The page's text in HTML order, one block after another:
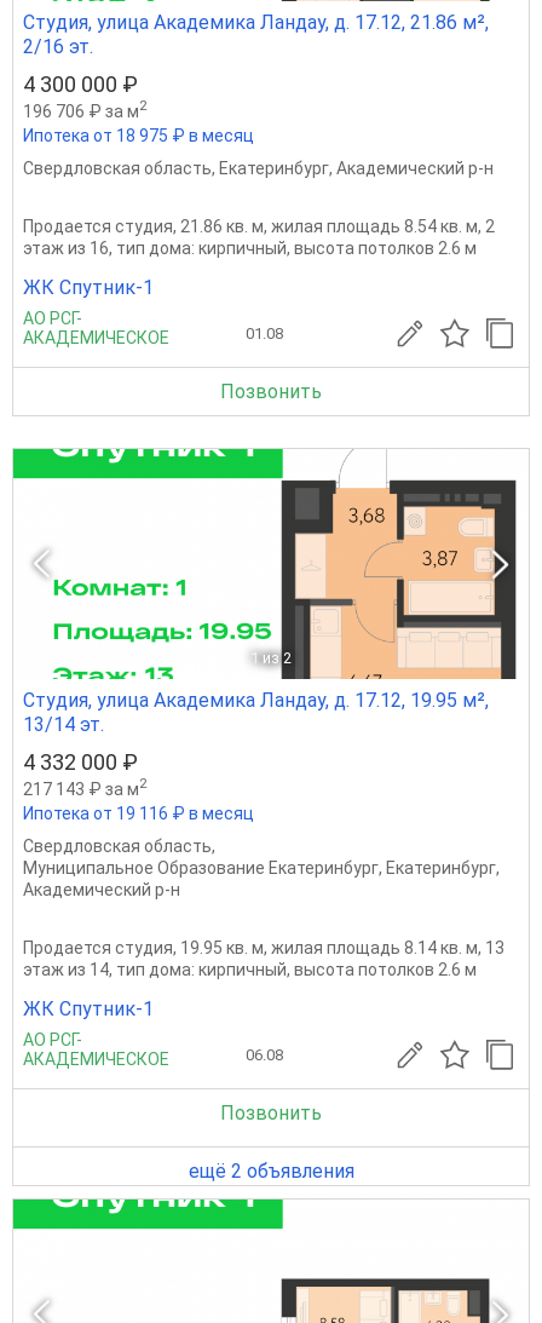
Студия, улица Академика Ландау, д. 17.12, 21.86 м²,
2/16 эт.
4 300 000 ₽
196 706 ₽ за м2
Ипотека от 18 975 ₽ в месяц
Свердловская область, Екатеринбург, Академический р-н
Продается студия, 21.86 кв. м, жилая площадь 8.54 кв. м, 2
этаж из 16, тип дома: кирпичный, высота потолков 2.6 м
ЖК Спутник-1
АО РСГ-
АКАДЕМИЧЕСКОЕ
01.08
Позвонить
1 из 2
Студия, улица Академика Ландау, д. 17.12, 19.95 м²,
13/14 эт.
4 332 000 ₽
217 143 ₽ за м2
Ипотека от 19 116 ₽ в месяц
Свердловская область,
Муниципальное Образование Екатеринбург, Екатеринбург,
Академический р-н
Продается студия, 19.95 кв. м, жилая площадь 8.14 кв. м, 13
этаж из 14, тип дома: кирпичный, высота потолков 2.6 м
ЖК Спутник-1
АО РСГ-
АКАДЕМИЧЕСКОЕ
06.08
Позвонить
ещё 2 объявления